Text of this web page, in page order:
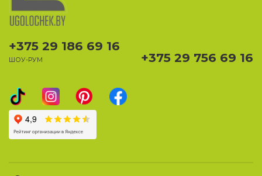
+375 29 186 69 16
ШОУ-РУМ +375 29 756 69 16